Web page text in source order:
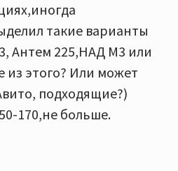
такие варианты
Антем 225,НАД М3 или
из этого? Или может
подходящие?)
170,не больше.